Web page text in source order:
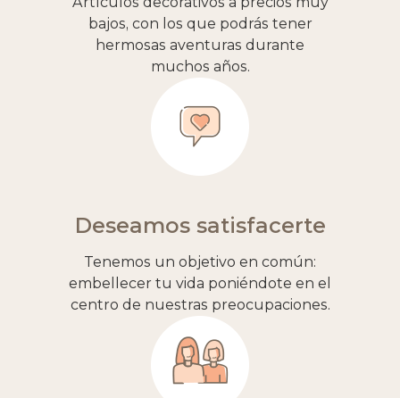
bajos, con los que podrás tener
hermosas aventuras durante
muchos años.
Deseamos satisfacerte
Tenemos un objetivo en común:
embellecer tu vida poniéndote en el
centro de nuestras preocupaciones.